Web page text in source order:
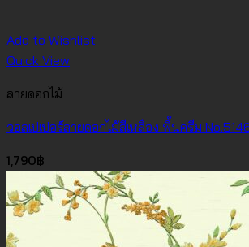
Add to Wishlist
Quick View
ลายดอกไม้
วอลเปเปอร์ลายดอกไม้สีเหลือง พื้นครีม
1,790฿